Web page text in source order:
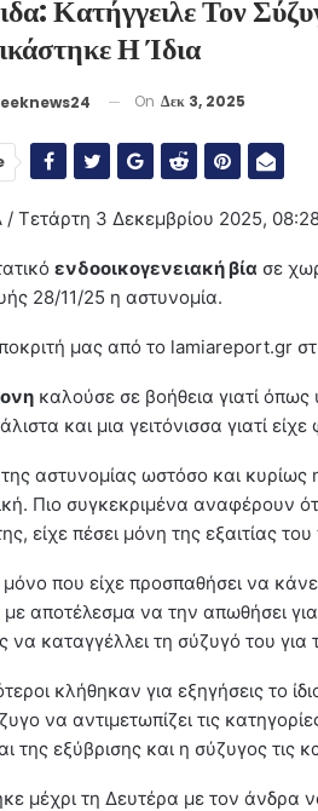
Κατήγγειλε Τον
Η Ίδια
On Δεκ 3, 2025
/ Τετάρτη 3 Δεκεμβρίου 2025,
ενδοοικογενειακή βία σε
28/11/25 η αστυνομία.
μας από το lamiareport.gr
καλούσε σε βοήθεια γιατί όπως
και μια γειτόνισσα γιατί
αστυνομίας ωστόσο και
Πιο συγκεκριμένα αναφέρουν
είχε πέσει μόνη της εξαιτίας
μόνο που είχε προσπαθήσει να
με αποτέλεσμα να την απωθήσει
να καταγγέλλει τη σύζυγό του
κλήθηκαν για εξηγήσεις το
να αντιμετωπίζει τις
της εξύβρισης και η σύζυγος τις
μέχρι τη Δευτέρα με τον άνδρα